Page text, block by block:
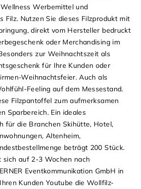
Werbemittel und
Filz. Nutzen Sie dieses Filzprodukt mit
direkt vom Hersteller bedruckt
oder Merchandising im
zur Weihnachtszeit als
für Ihre Kunden oder
Weihnachtsfeier. Auch als
Feeling auf dem Messestand.
Filzpantoffel zum aufmerksamen
Sparbereich. Ein ideales
für die Branchen Skihütte, Hotel,
Altenheim,
beträgt 200 Stück.
sich auf 2-3 Wochen nach
Eventkommunikation GmbH in
Kunden Youtube die Wollfilz-